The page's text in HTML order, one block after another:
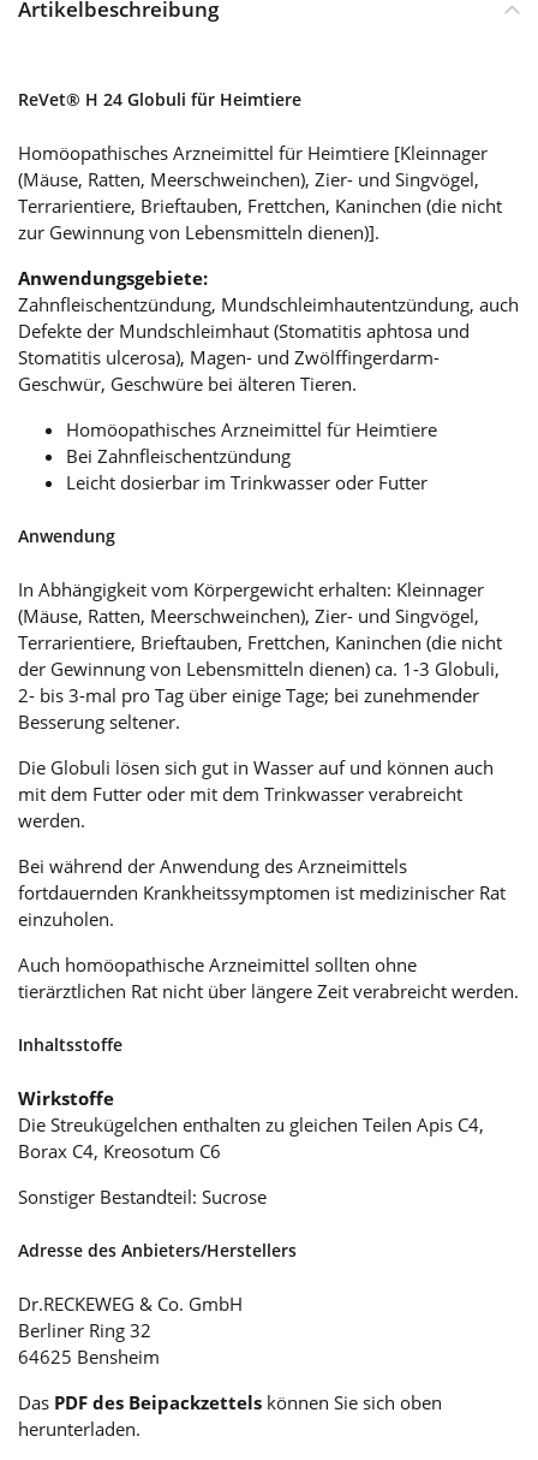
Artikelbeschreibung
ReVet® H 24 Globuli für Heimtiere
Homöopathisches Arzneimittel für Heimtiere [Kleinnager
(Mäuse, Ratten, Meerschweinchen), Zier- und Singvögel,
Terrarientiere, Brieftauben, Frettchen, Kaninchen (die nicht
zur Gewinnung von Lebensmitteln dienen)].
Anwendungsgebiete:
Zahnfleischentzündung, Mundschleimhautentzündung, auch
Defekte der Mundschleimhaut (Stomatitis aphtosa und
Stomatitis ulcerosa), Magen- und Zwölffingerdarm-
Geschwür, Geschwüre bei älteren Tieren.
Homöopathisches Arzneimittel für Heimtiere
Bei Zahnfleischentzündung
Leicht dosierbar im Trinkwasser oder Futter
Anwendung
In Abhängigkeit vom Körpergewicht erhalten: Kleinnager
(Mäuse, Ratten, Meerschweinchen), Zier- und Singvögel,
Terrarientiere, Brieftauben, Frettchen, Kaninchen (die nicht
der Gewinnung von Lebensmitteln dienen) ca. 1-3 Globuli,
2- bis 3-mal pro Tag über einige Tage; bei zunehmender
Besserung seltener.
Die Globuli lösen sich gut in Wasser auf und können auch
mit dem Futter oder mit dem Trinkwasser verabreicht
werden.
Bei während der Anwendung des Arzneimittels
fortdauernden Krankheitssymptomen ist medizinischer Rat
einzuholen.
Auch homöopathische Arzneimittel sollten ohne
tierärztlichen Rat nicht über längere Zeit verabreicht werden.
Inhaltsstoffe
Wirkstoffe
Die Streukügelchen enthalten zu gleichen Teilen Apis C4,
Borax C4, Kreosotum C6
Sonstiger Bestandteil: Sucrose
Adresse des Anbieters/Herstellers
Dr.RECKEWEG & Co. GmbH
Berliner Ring 32
64625 Bensheim
Das PDF des Beipackzettels können Sie sich oben
herunterladen.